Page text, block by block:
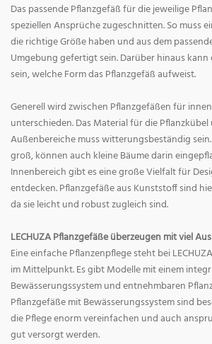
Das passende Pflanzgefäß für die jeweilige
speziellen Ansprüche zugeschnitten. So muss
die richtige Größe haben und aus dem
Umgebung gefertigt sein. Darüber hinaus
sein, welche Form das Pflanzgefäß aufweist.
Generell wird zwischen Pflanzgefäßen für
unterschieden. Das Material für die Pflanzkübel
Außenbereiche muss witterungsbeständig
groß, können auch kleine Bäume darin
Innenbereich gibt es eine große Vielfalt für
entdecken. Pflanzgefäße aus Kunststoff sind
da sie leicht und robust zugleich sind.
LECHUZA Pflanzgefäße überzeugen mit viel
Eine einfache Pflanzenpflege steht bei
im Mittelpunkt. Es gibt Modelle mit einem
Bewässerungssystem und entnehmbaren
Pflanzgefäße mit Bewässerungssystem sind
die Pflege enorm vereinfachen und auch
gut versorgt werden.